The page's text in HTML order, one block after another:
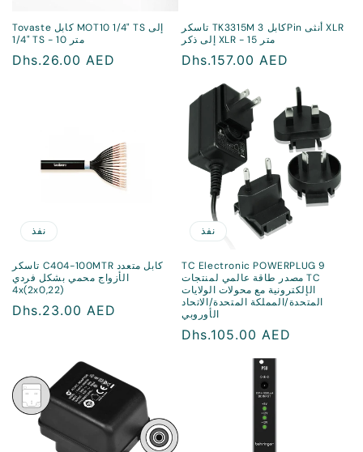
Tovaste كابل MOT10 1/4" TS إلى
1/4" TS - 10 متر
سعر
Dhs.26.00 AED
تاسكر TK3315M كابل 3Pin أنثى XLR
إلى ذكر XLR - 15 متر
سعر
Dhs.157.00 AED
نفذ
تاسكر C404-100MTR كابل متعدد
الأزواج محمي بشكل فردي
4x(2x0,22)
سعر
Dhs.23.00 AED
نفذ
TC Electronic POWERPLUG 9
مصدر طاقة عالمي لمنتجات TC
الإلكترونية مع محولات الولايات
المتحدة/المملكة المتحدة/الاتحاد
الأوروبي
سعر
Dhs.105.00 AED